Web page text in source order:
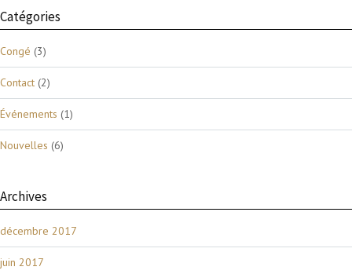
Catégories
Congé (3)
Contact (2)
Événements (1)
Nouvelles (6)
Archives
décembre 2017
juin 2017